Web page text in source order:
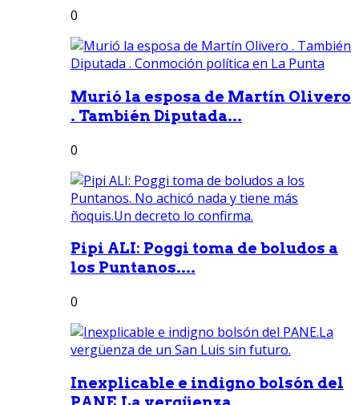
0
Murió la esposa de Martín Olivero
. También Diputada...
0
Pipi ALI: Poggi toma de boludos a
los Puntanos....
0
Inexplicable e indigno bolsón del